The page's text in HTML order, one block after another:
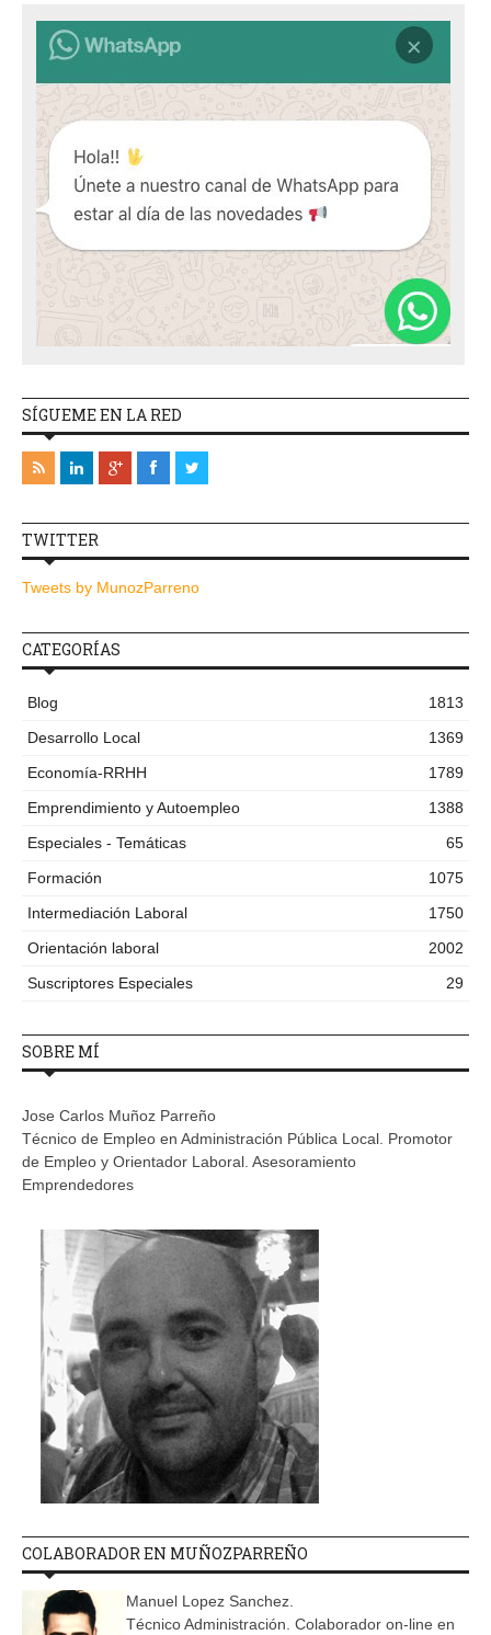
SÍGUEME EN LA RED
TWITTER
Tweets by MunozParreno
CATEGORÍAS
Blog
1813
Desarrollo Local
1369
Economía-RRHH
1789
Emprendimiento y Autoempleo
1388
Especiales - Temáticas
65
Formación
1075
Intermediación Laboral
1750
Orientación laboral
2002
Suscriptores Especiales
29
SOBRE MÍ
Jose Carlos Muñoz Parreño
Técnico de Empleo en Administración Pública Local. Promotor
de Empleo y Orientador Laboral. Asesoramiento
Emprendedores
COLABORADOR EN MUÑOZPARREÑO
Manuel Lopez Sanchez.
Técnico Administración. Colaborador on-line en